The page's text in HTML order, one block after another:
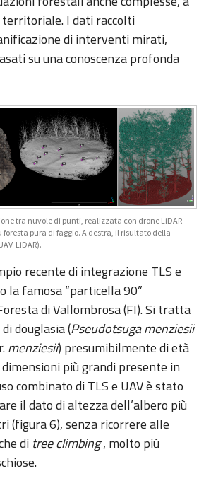
territoriale. I dati raccolti
di interventi mirati,
su una conoscenza profonda
tra nuvole di punti, realizzata con drone LiDAR
foresta pura di faggio. A destra, il risultato della
LiDAR).
recente di integrazione TLS e
la famosa “particella 90”
di Vallombrosa (FI). Si tratta
douglasia (Pseudotsuga menziesii
menziesii) presumibilmente di età
più grandi presente in
combinato di TLS e UAV è stato
il dato di altezza dell’albero più
(figura 6), senza ricorrere alle
di tree climbing, molto più